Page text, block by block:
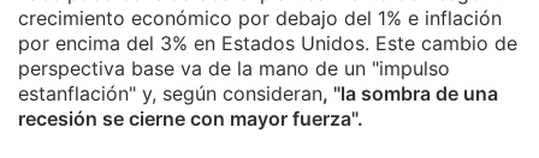
crecimiento económico por debajo del 1% e inflación
por encima del 3% en Estados Unidos. Este cambio de
perspectiva base va de la mano de un "impulso
estanflación" y, según consideran, "la sombra de una
recesión se cierne con mayor fuerza".